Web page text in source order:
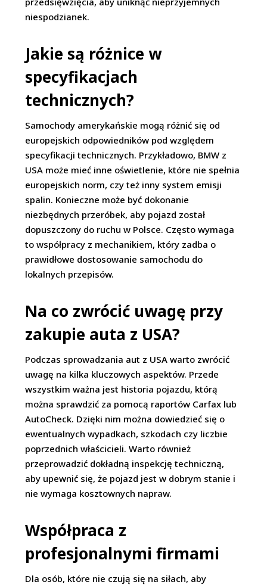
niespodzianek.
Jakie są różnice w
specyfikacjach
technicznych?
Samochody amerykańskie mogą różnić się od
europejskich odpowiedników pod względem
specyfikacji technicznych. Przykładowo, BMW z
USA może mieć inne oświetlenie, które nie spełnia
europejskich norm, czy też inny system emisji
spalin. Konieczne może być dokonanie
niezbędnych przeróbek, aby pojazd został
dopuszczony do ruchu w Polsce. Często wymaga
to współpracy z mechanikiem, który zadba o
prawidłowe dostosowanie samochodu do
lokalnych przepisów.
Na co zwrócić uwagę przy
zakupie auta z USA?
Podczas sprowadzania aut z USA warto zwrócić
uwagę na kilka kluczowych aspektów. Przede
wszystkim ważna jest historia pojazdu, którą
można sprawdzić za pomocą raportów Carfax lub
AutoCheck. Dzięki nim można dowiedzieć się o
ewentualnych wypadkach, szkodach czy liczbie
poprzednich właścicieli. Warto również
przeprowadzić dokładną inspekcję techniczną,
aby upewnić się, że pojazd jest w dobrym stanie i
nie wymaga kosztownych napraw.
Współpraca z
profesjonalnymi firmami
Dla osób, które nie czują się na siłach, aby